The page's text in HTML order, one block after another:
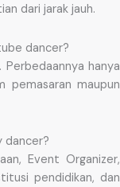
dari jarak jauh.
dancer?
hanya
pemasaran maupun
dancer?
Event Organizer,
pendidikan, dan